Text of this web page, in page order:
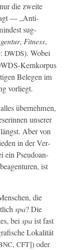
die zweite
— „Anti-
sug­
, Fit­ness,
DWDS). Wobei
Kernko­r­pus
Bele­gen im
vorliegt.
übernehmen,
unser­er
Aber von
in der Ver­
ein Pseudoan­
ist
die
spa? Die
beispaist fast
Lokalität
, CFT]) oder